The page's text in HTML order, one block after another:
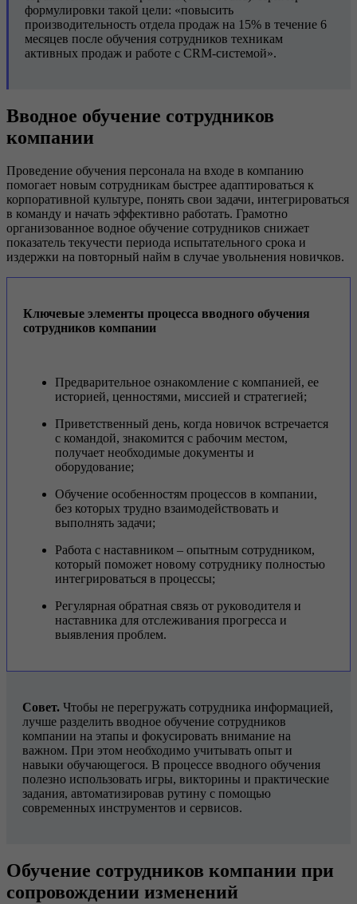
формулировки такой цели: «повысить
производительность отдела продаж на 15% в течение 6
месяцев после обучения сотрудников техникам
активных продаж и работе с CRM-системой».
Вводное обучение сотрудников
компании
Проведение обучения персонала на входе в компанию
помогает новым сотрудникам быстрее адаптироваться к
корпоративной культуре, понять свои задачи, интегрироваться
в команду и начать эффективно работать. Грамотно
организованное водное обучение сотрудников снижает
показатель текучести периода испытательного срока и
издержки на повторный найм в случае увольнения новичков.
Ключевые элементы процесса вводного обучения
сотрудников компании
Предварительное ознакомление с компанией, ее
историей, ценностями, миссией и стратегией;
Приветственный день, когда новичок встречается
с командой, знакомится с рабочим местом,
получает необходимые документы и
оборудование;
Обучение особенностям процессов в компании,
без которых трудно взаимодействовать и
выполнять задачи;
Работа с наставником – опытным сотрудником,
который поможет новому сотруднику полностью
интегрироваться в процессы;
Регулярная обратная связь от руководителя и
наставника для отслеживания прогресса и
выявления проблем.
Совет. Чтобы не перегружать сотрудника информацией,
лучше разделить вводное обучение сотрудников
компании на этапы и фокусировать внимание на
важном. При этом необходимо учитывать опыт и
навыки обучающегося. В процессе вводного обучения
полезно использовать игры, викторины и практические
задания, автоматизировав рутину с помощью
современных инструментов и сервисов.
Обучение сотрудников компании при
сопровождении изменений